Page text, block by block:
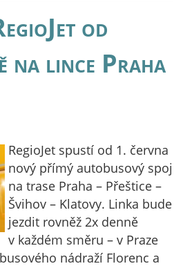
od
na lince Praha
RegioJet spustí od 1. června
nový přímý autobusový spoj
na trase Praha – Přeštice –
Švihov – Klatovy. Linka bude
jezdit rovněž 2x denně
v každém směru – v Praze
nádraží Florenc a